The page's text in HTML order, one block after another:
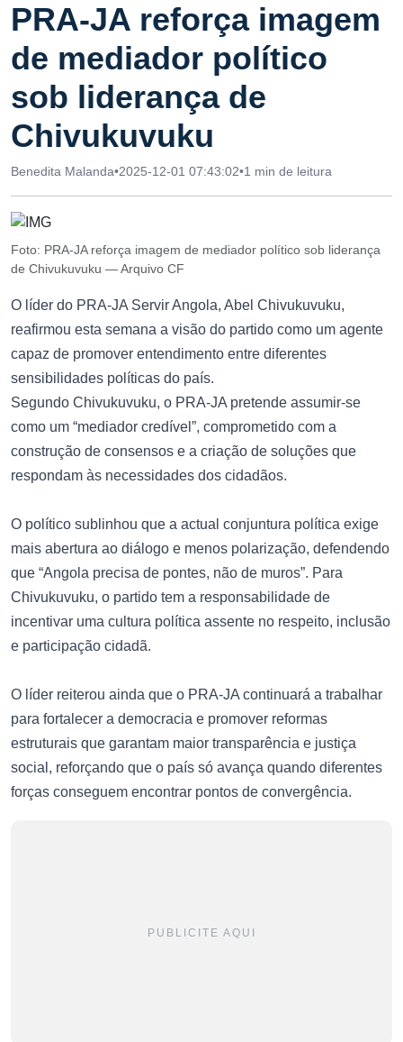
PRA-JA reforça imagem
de mediador político
sob liderança de
Chivukuvuku
Benedita Malanda•2025-12-01 07:43:02•1 min de leitura
Foto: PRA-JA reforça imagem de mediador político sob liderança
de Chivukuvuku — Arquivo CF
O líder do PRA-JA Servir Angola, Abel Chivukuvuku,
reafirmou esta semana a visão do partido como um agente
capaz de promover entendimento entre diferentes
sensibilidades políticas do país.
Segundo Chivukuvuku, o PRA-JA pretende assumir-se
como um “mediador credível”, comprometido com a
construção de consensos e a criação de soluções que
respondam às necessidades dos cidadãos.
O político sublinhou que a actual conjuntura política exige
mais abertura ao diálogo e menos polarização, defendendo
que “Angola precisa de pontes, não de muros”. Para
Chivukuvuku, o partido tem a responsabilidade de
incentivar uma cultura política assente no respeito, inclusão
e participação cidadã.
O líder reiterou ainda que o PRA-JA continuará a trabalhar
para fortalecer a democracia e promover reformas
estruturais que garantam maior transparência e justiça
social, reforçando que o país só avança quando diferentes
forças conseguem encontrar pontos de convergência.
PUBLICITE AQUI